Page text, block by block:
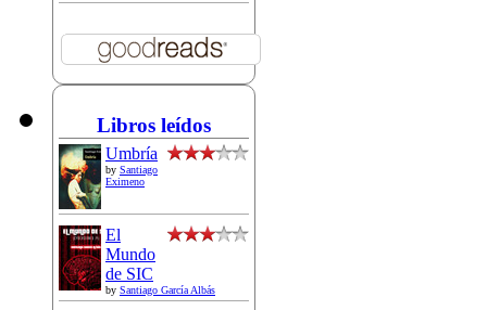
Libros leídos
Umbría
by Santiago
Eximeno
El
Mundo
de SIC
by Santiago García Albás